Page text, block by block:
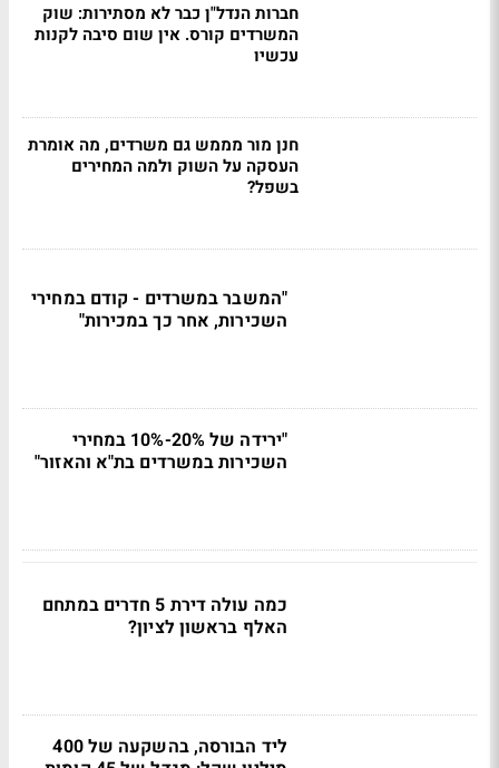
חברות הנדל"ן כבר לא מסתירות: שוק
המשרדים קורס. אין שום סיבה לקנות
עכשיו
חנן מור מממש גם משרדים, מה אומרת
העסקה על השוק ולמה המחירים
בשפל?
"המשבר במשרדים - קודם במחירי
השכירות, אחר כך במכירות"
"ירידה של 20%-10% במחירי
השכירות במשרדים בת"א והאזור"
כמה עולה דירת 5 חדרים במתחם
האלף בראשון לציון?
ליד הבורסה, בהשקעה של 400